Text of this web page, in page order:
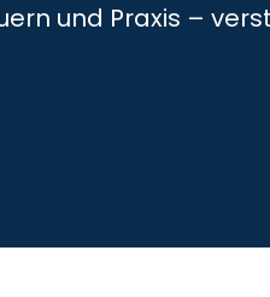
und Praxis –